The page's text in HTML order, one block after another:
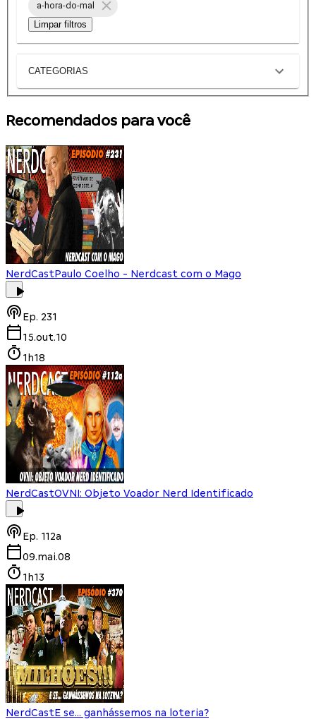
a-hora-do-mal
Limpar filtros
CATEGORIAS
Recomendados para você
NerdCastPaulo Coelho - Nerdcast com o Mago
Ep. 231
15.out.10
1h18
NerdCastOVNI: Objeto Voador Nerd Identificado
Ep. 112a
09.mai.08
1h13
NerdCastE se... ganhássemos na loteria?